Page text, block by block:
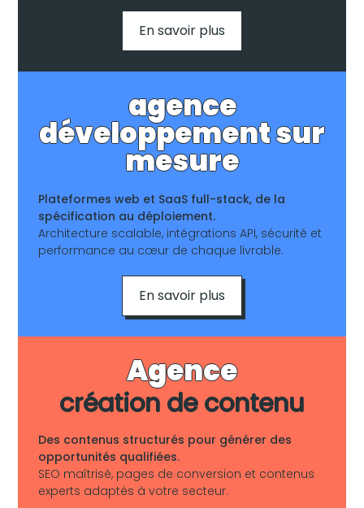
En savoir plus
agence
développement sur
mesure
Plateformes web et SaaS full-stack, de la
spécification au déploiement.
Architecture scalable, intégrations API, sécurité et
performance au cœur de chaque livrable.
En savoir plus
Agence
création de contenu
Des contenus structurés pour générer des
opportunités qualifiées.
SEO maîtrisé, pages de conversion et contenus
experts adaptés à votre secteur.